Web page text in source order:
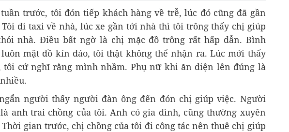
trước, tôi đón tiếp khách hàng về trễ, lúc đó cũng đã gần
Tôi đi taxi về nhà, lúc xe gần tới nhà thì tôi trông thấy chị giúp
nhà. Điều bất ngờ là chị mặc đồ trông rất hấp dẫn. Bình
mặt đồ kín đáo, tôi thật không thể nhận ra. Lúc mới thấy
tôi cứ nghĩ rằng mình nhầm. Phụ nữ khi ăn diện lên đúng là
người thấy người đàn ông đến đón chị giúp việc. Người
anh trai chồng của tôi. Anh có gia đình, cũng thường xuyên
gian trước, chị chồng của tôi đi công tác nên thuê chị giúp